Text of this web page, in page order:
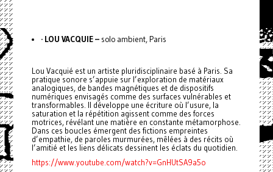
· LOU VACQUIE –solo ambient, Paris
Lou Vacquié est un artiste pluridisciplinaire basé à Paris. Sa
pratique sonore s’appuie sur l’exploration de matériaux
analogiques, de bandes magnétiques et de dispositifs
numériques envisagés comme des surfaces vulnérables et
transformables. Il développe une écriture où l’usure, la
saturation et la répétition agissent comme des forces
motrices, révélant une matière en constante métamorphose.
Dans ces boucles émergent des fictions empreintes
d’empathie, de paroles murmurées, mêlées à des récits où
l’amitié et les liens délicats dessinent les éclats du quotidien.
https://www.youtube.com/watch?v=GnHUtSA9a5o